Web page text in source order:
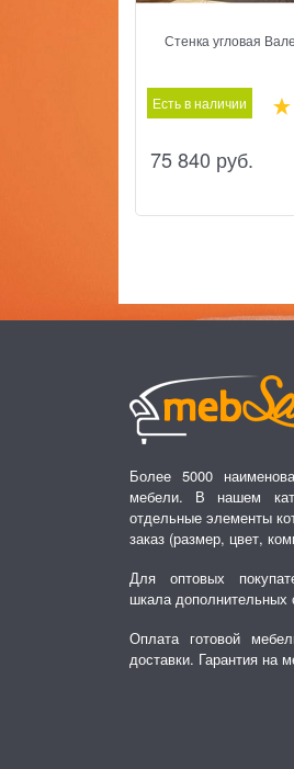
Стенка угловая
Есть в наличии
75 840 руб.
Более 5000
мебели. В нашем
отдельные элементы
заказ (размер, цвет,
Для оптовых
шкала дополнительных
Оплата готовой
доставки. Гарантия на